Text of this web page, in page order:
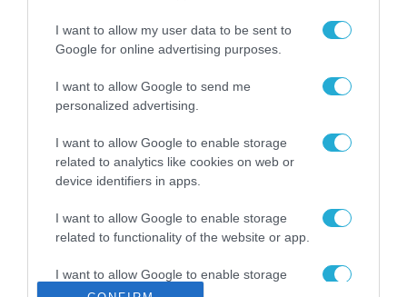
I want to allow my user data to be sent to
Google for online advertising purposes.
I want to allow Google to send me
personalized advertising.
I want to allow Google to enable storage
related to analytics like cookies on web or
device identifiers in apps.
I want to allow Google to enable storage
related to functionality of the website or app.
I want to allow Google to enable storage
related to personalization.
διαδίκτυο
ΑΑΔΕ: Διευκρινίσεις
για τα πρόστιμα σε
αφορούν τους ΦΗΜ
Σ. Καλαφάτης: «Η
Τεχνητή Νοημοσύνη
δεν είναι απλώς μια
μια νέα βιομηχανική
επανάσταση»
Νέος οδηγός του ΕΚΤ
των ελληνικών